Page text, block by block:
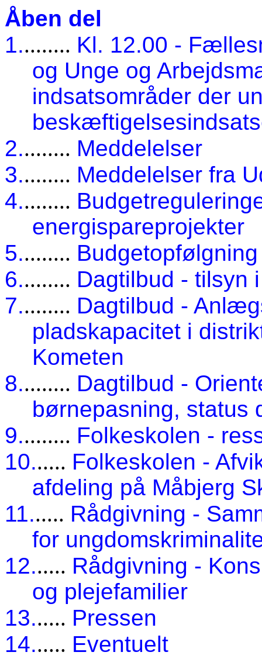
Åben del
1......... Kl. 12.00 -
og Unge og
indsatsområder der
2......... Meddelelser
3......... Meddelelser fra
4.........
energispareprojekter
5.........
6......... Dagtilbud - tilsyn
7......... Dagtilbud -
pladskapacitet i
Kometen
8......... Dagtilbud -
børnepasning, status
9......... Folkeskolen -
10...... Folkeskolen -
afdeling på Måbjerg
11...... Rådgivning -
for
12...... Rådgivning -
og plejefamilier
13...... Pressen
14...... Eventuelt